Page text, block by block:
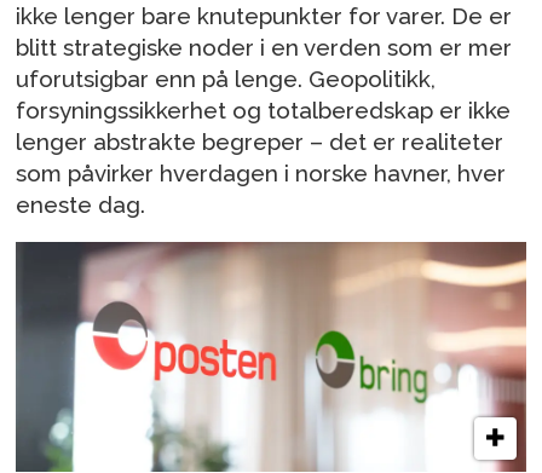
ikke lenger bare knutepunkter for varer. De er
blitt strategiske noder i en verden som er mer
uforutsigbar enn på lenge. Geopolitikk,
forsyningssikkerhet og totalberedskap er ikke
lenger abstrakte begreper – det er realiteter
som påvirker hverdagen i norske havner, hver
eneste dag.